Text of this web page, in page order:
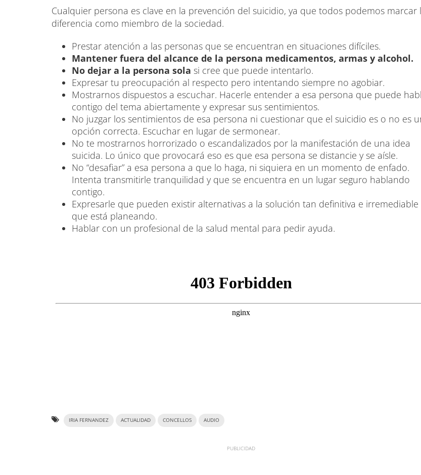
Cualquier persona es clave en la prevención del suicidio, ya que todos podemos marcar
diferencia como miembro de la sociedad.
Prestar atención a las personas que se encuentran en situaciones difíciles.
Mantener fuera del alcance de la persona medicamentos, armas y alcohol.
No dejar a la persona sola si cree que puede intentarlo.
Expresar tu preocupación al respecto pero intentando siempre no agobiar.
Mostrarnos dispuestos a escuchar. Hacerle entender a esa persona que puede
contigo del tema abiertamente y expresar sus sentimientos.
No juzgar los sentimientos de esa persona ni cuestionar que el suicidio es o no es
opción correcta. Escuchar en lugar de sermonear.
No te mostrarnos horrorizado o escandalizados por la manifestación de una idea
suicida. Lo único que provocará eso es que esa persona se distancie y se aísle.
No “desafiar” a esa persona a que lo haga, ni siquiera en un momento de enfado.
Intenta transmitirle tranquilidad y que se encuentra en un lugar seguro hablando
contigo.
Expresarle que pueden existir alternativas a la solución tan definitiva e irremediable
que está planeando.
Hablar con un profesional de la salud mental para pedir ayuda.
IRIA FERNANDEZ ACTUALIDAD CONCELLOS AUDIO